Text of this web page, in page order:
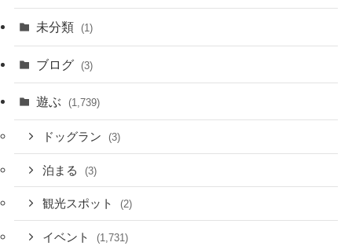
未分類 (1)
ブログ (3)
遊ぶ (1,739)
ドッグラン (3)
泊まる (3)
観光スポット (2)
イベント (1,731)